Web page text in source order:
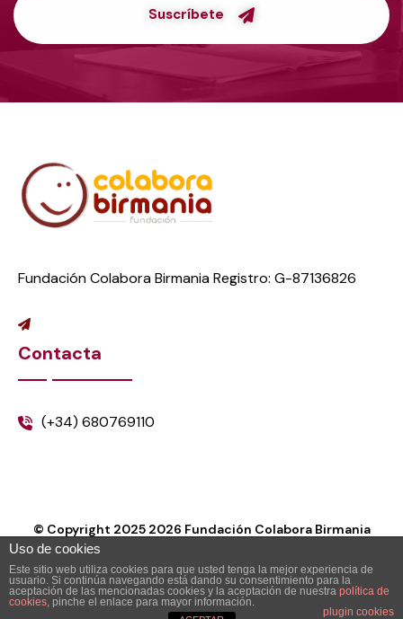
Suscríbete
Fundación Colabora Birmania Registro: G-87136826
Contacta
(+34) 680769110
© Copyright 2025 2026 Fundación Colabora Birmania
Uso de cookies
Este sitio web utiliza cookies para que usted tenga la mejor experiencia de
usuario. Si continúa navegando está dando su consentimiento para la
aceptación de las mencionadas cookies y la aceptación de nuestra política de
cookies, pinche el enlace para mayor información.
plugin cookies